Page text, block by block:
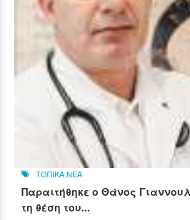
ΤΟΠΙΚΑ ΝΕΑ
Παραιτήθηκε ο Θάνος
τη θέση του...